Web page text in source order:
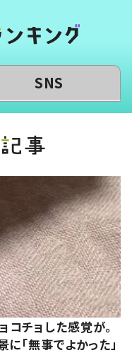
SNS
コチョした感覚が。
に「無事でよかった」